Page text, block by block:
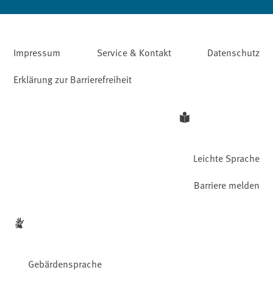
Impressum Service & Kontakt
Datenschutz
Erklärung zur Barrierefreiheit
Leichte Sprache
Gebärdensprache
Barriere melden